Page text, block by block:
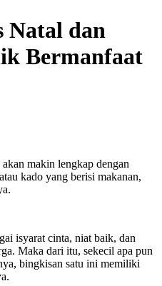
Natal dan
Bermanfaat
makin lengkap dengan
kado yang berisi makanan,
isyarat cinta, niat baik, dan
Maka dari itu, sekecil apa pun
bingkisan satu ini memiliki